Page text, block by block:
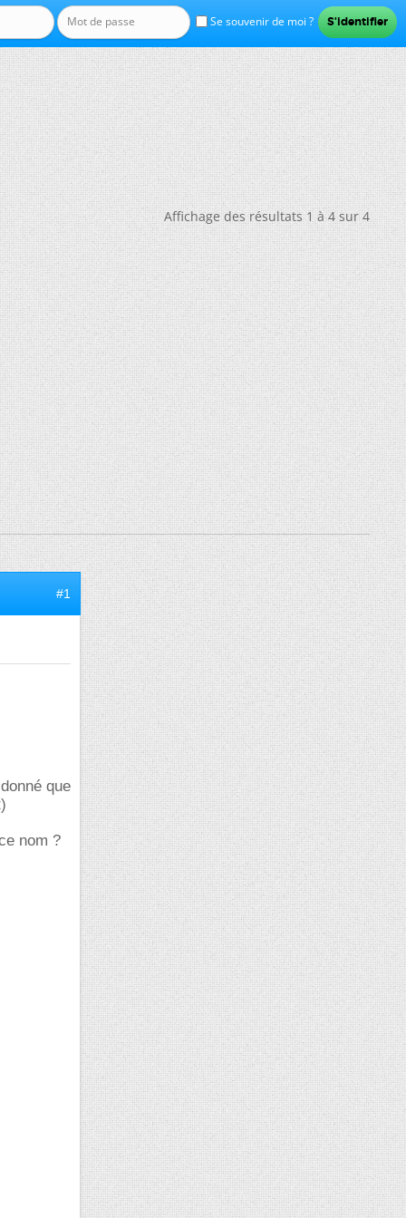
Se souvenir de moi ?
Affichage des résultats 1 à 4 sur 4
#1
que
nom ?